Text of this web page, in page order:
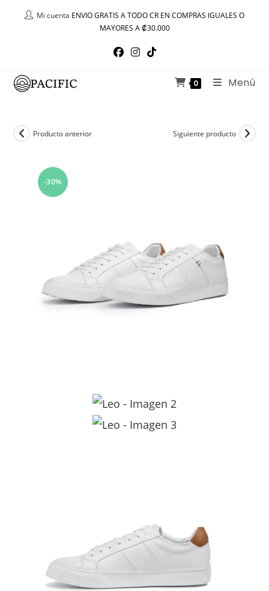
Mi cuenta ENVIO GRATIS A TODO CR EN COMPRAS IGUALES O
MAYORES A ₡30.000
0 Menú
-30%
Producto anterior Siguiente producto